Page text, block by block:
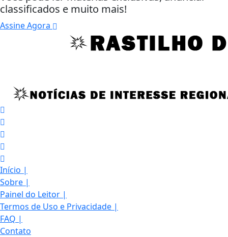
classificados e muito mais!
Assine Agora
Início |
Sobre |
Painel do Leitor |
Termos de Uso e Privacidade |
FAQ |
Contato